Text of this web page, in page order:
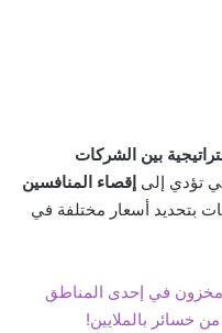
بين الشركات
تؤدي إلى إقصاء المنافسين
بتحديد أسعار مختلفة في
مخزون في إحدى المناطق